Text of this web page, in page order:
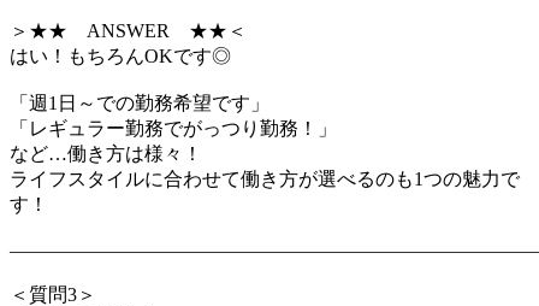
＞★★ ANSWER ★★＜
はい！もちろんOKです◎
「週1日～での勤務希望です」
「レギュラー勤務でがっつり勤務！」
など…働き方は様々！
ライフスタイルに合わせて働き方が選べるのも1つの魅力で
す！
＜質問3＞